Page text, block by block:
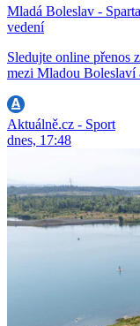
Mladá Boleslav -
vedení
Sledujte online přenos
mezi Mladou Boleslaví
Aktuálně.cz - Sport
dnes, 17:48